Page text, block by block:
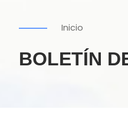
Inicio
BOLETÍN